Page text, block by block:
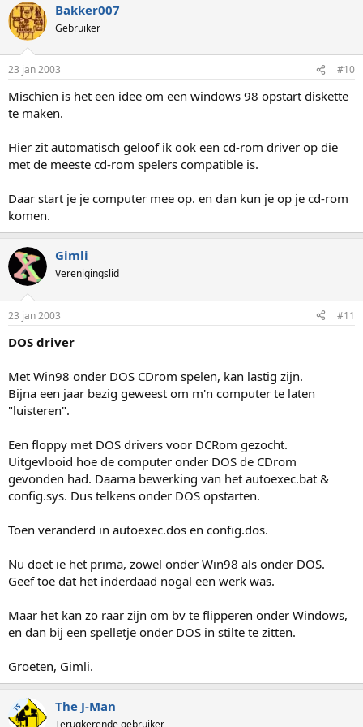
Bakker007
Gebruiker
23 jan 2003 #10
Mischien is het een idee om een windows 98 opstart diskette
te maken.
Hier zit automatisch geloof ik ook een cd-rom driver op die
met de meeste cd-rom spelers compatible is.
Daar start je je computer mee op. en dan kun je op je cd-rom
komen.
Gimli
Verenigingslid
23 jan 2003 #11
DOS driver
Met Win98 onder DOS CDrom spelen, kan lastig zijn.
Bijna een jaar bezig geweest om m'n computer te laten
"luisteren".
Een floppy met DOS drivers voor DCRom gezocht.
Uitgevlooid hoe de computer onder DOS de CDrom
gevonden had. Daarna bewerking van het autoexec.bat &
config.sys. Dus telkens onder DOS opstarten.
Toen veranderd in autoexec.dos en config.dos.
Nu doet ie het prima, zowel onder Win98 als onder DOS.
Geef toe dat het inderdaad nogal een werk was.
Maar het kan zo raar zijn om bv te flipperen onder Windows,
en dan bij een spelletje onder DOS in stilte te zitten.
Groeten, Gimli.
TS The J-Man
Terugkerende gebruiker